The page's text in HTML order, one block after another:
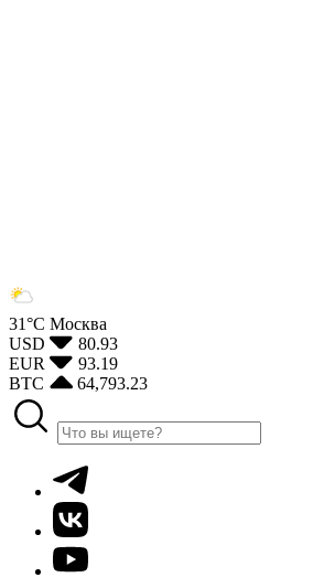
31°С Москва
USD
80.93
EUR
93.19
BTC
64,793.23